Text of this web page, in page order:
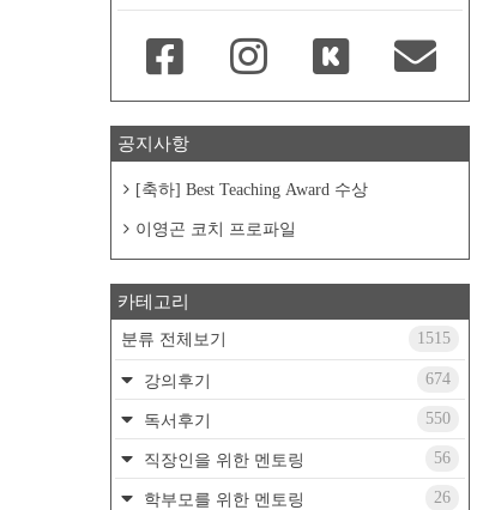
공지사항
[축하] Best Teaching Award 수상
이영곤 코치 프로파일
카테고리
분류 전체보기 1515
강의후기 674
독서후기 550
직장인을 위한 멘토링 56
학부모를 위한 멘토링 26